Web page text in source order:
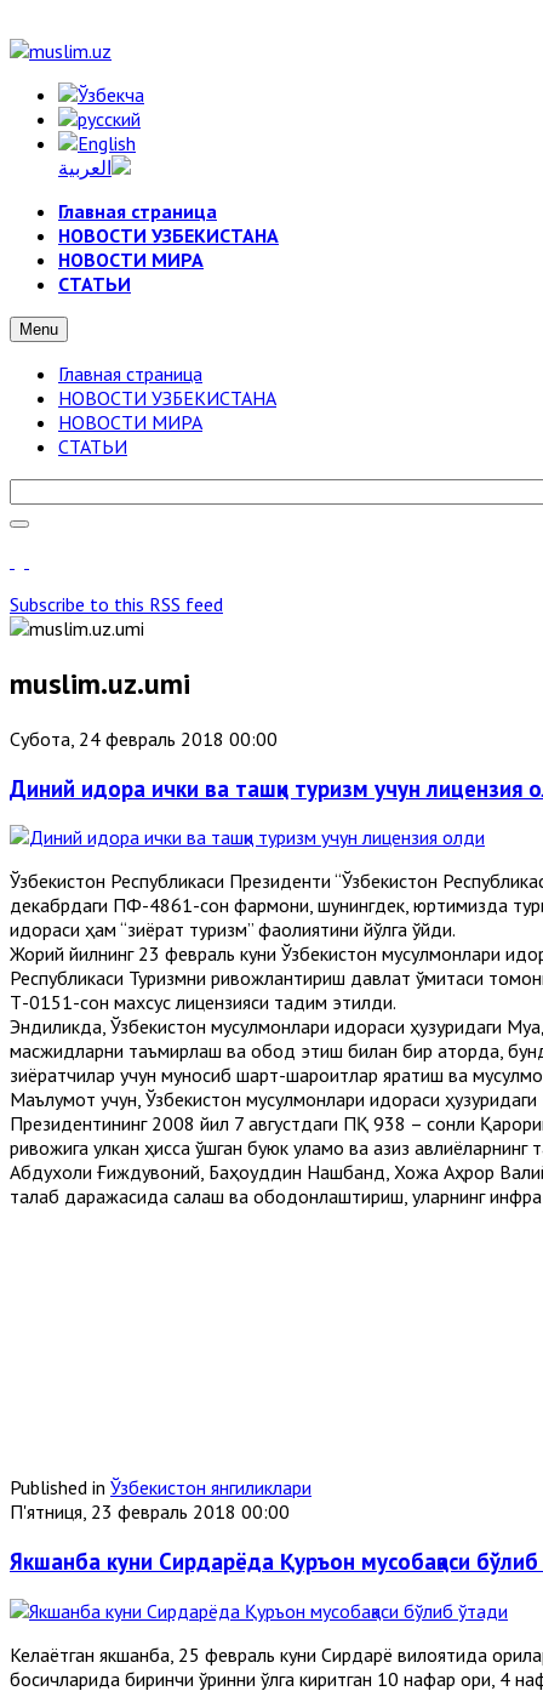
Главная страница
НОВОСТИ УЗБЕКИСТАНА
НОВОСТИ МИРА
СТАТЬИ
Menu
Главная страница
НОВОСТИ УЗБЕКИСТАНА
НОВОСТИ МИРА
СТАТЬИ
Subscribe to this RSS feed
muslim.uz.umi
Субота, 24 февраль 2018 00:00
Диний идора ички ва ташқи туризм учун лицензия
Ўзбекистон Республикаси Президенти “Ўзбекистон
декабрдаги ПФ-4861-сон фармони, шунингдек, юртимизда
идораси ҳам “зиёрат туризм” фаолиятини йўлга қўйди.
Жорий йилнинг 23 февраль куни Ўзбекистон мусулмонлари
Республикаси Туризмни ривожлантириш давлат қўмитаси
Т-0151-сон махсус лицензияси тақдим этилди.
Эндиликда, Ўзбекистон мусулмонлари идораси ҳузуридаги
масжидларни таъмирлаш ва обод этиш билан бир қаторда,
зиёратчилар учун муносиб шарт-шароитлар яратиш ва
Маълумот учун, Ўзбекистон мусулмонлари идораси
Президентининг 2008 йил 7 августдаги ПҚ 938 – сонли
ривожига улкан ҳисса қўшган буюк уламо ва азиз
Абдухолиқ Ғиждувоний, Баҳоуддин Нақшбанд, Хожа Аҳрор
талаб даражасида сақлаш ва ободонлаштириш, уларнинг
Published in Ўзбекистон янгиликлари
П'ятниця, 23 февраль 2018 00:00
Якшанба куни Сирдарёда Қуръон мусобақаси
Келаётган якшанба, 25 февраль куни Сирдарё вилоятида
босқичларида биринчи ўринни қўлга киритган 10 нафар қори, 4